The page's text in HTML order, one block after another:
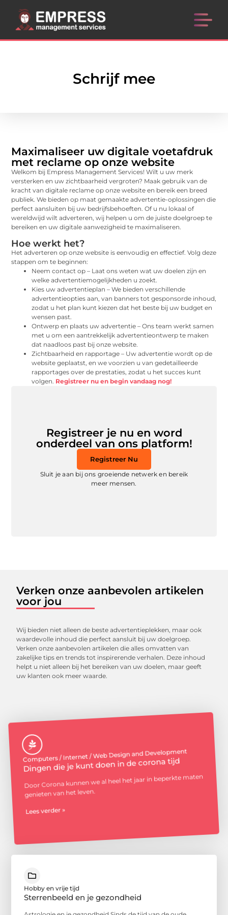
Schrijf mee
Maximaliseer uw digitale voetafdruk
met reclame op onze website
Welkom bij Empress Management Services! Wilt u uw merk
versterken en uw zichtbaarheid vergroten? Maak gebruik van de
kracht van digitale reclame op onze website en bereik een breed
publiek. We bieden op maat gemaakte advertentie-oplossingen die
perfect aansluiten bij uw bedrijfsbehoeften. Of u nu lokaal of
wereldwijd wilt adverteren, wij helpen u om de juiste doelgroep te
bereiken en uw digitale aanwezigheid te maximaliseren.
Hoe werkt het?
Het adverteren op onze website is eenvoudig en effectief. Volg deze
stappen om te beginnen:
Neem contact op – Laat ons weten wat uw doelen zijn en
welke advertentiemogelijkheden u zoekt.
Kies uw advertentieplan – We bieden verschillende
advertentieopties aan, van banners tot gesponsorde inhoud,
zodat u het plan kunt kiezen dat het beste bij uw budget en
wensen past.
Ontwerp en plaats uw advertentie – Ons team werkt samen
met u om een aantrekkelijk advertentieontwerp te maken
dat naadloos past bij onze website.
Zichtbaarheid en rapportage – Uw advertentie wordt op de
website geplaatst, en we voorzien u van gedetailleerde
rapportages over de prestaties, zodat u het succes kunt
volgen. Registreer nu en begin vandaag nog!
Registreer je nu en word
onderdeel van ons platform!
Registreer Nu
Sluit je aan bij ons groeiende netwerk en bereik
meer mensen.
Verken onze aanbevolen artikelen
voor jou
Wij bieden niet alleen de beste advertentieplekken, maar ook
waardevolle inhoud die perfect aansluit bij uw doelgroep.
Verken onze aanbevolen artikelen die alles omvatten van
zakelijke tips en trends tot inspirerende verhalen. Deze inhoud
helpt u niet alleen bij het bereiken van uw doelen, maar geeft
uw klanten ook meer waarde.
Computers / Internet / Web Design and Development
Dingen die je kunt doen in de corona tijd
Door Corona kunnen we al heel het jaar in beperkte maten
genieten van het leven.
Lees verder »
Hobby en vrije tijd
Sterrenbeeld en je gezondheid